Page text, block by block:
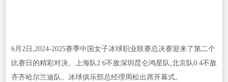
6月2日,2024-2025赛季中国女子冰球职业联赛总决赛迎来了第二个
比赛日的精彩对决。上海队2:6不敌深圳昆仑鸿星队,北京队0:4不敌
齐齐哈尔兰迪队。冰球俱乐部总经理周松出席开幕式。